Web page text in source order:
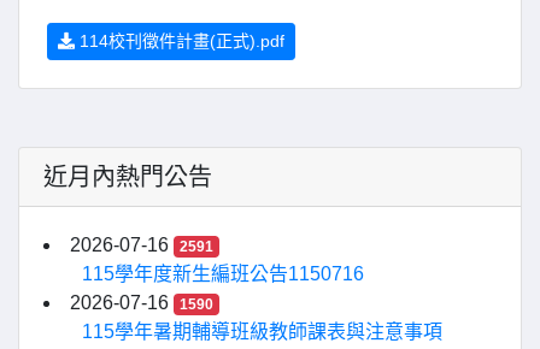
114校刊徵件計畫(正式).pdf
近月內熱門公告
2026-07-16 2591
115學年度新生編班公告1150716
2026-07-16
1590
115學年暑期輔導班級教師課表與注意事項